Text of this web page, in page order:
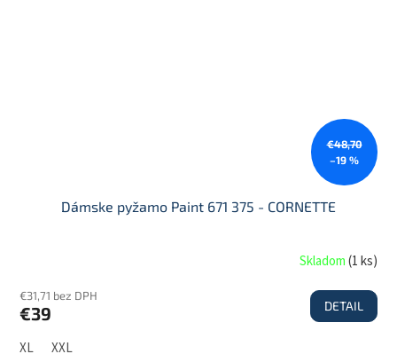
€48,70
–19 %
Dámske pyžamo Paint 671 375 - CORNETTE
Skladom(1 ks)
€31,71 bez DPH
€39 DETAIL
XL XXL